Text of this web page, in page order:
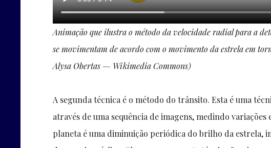
Animação que ilustra o método da velocidade radial para a
se movimentam de acordo com o movimento da estrela em
Alysa Obertas — Wikimedia Commons)
A segunda técnica é o método do trânsito. Esta é uma
através de uma sequência de imagens, medindo
planeta é uma diminuição periódica do brilho da estrela,